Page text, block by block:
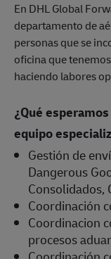
En DHL Global
departamento de
personas que se
oficina que
haciendo labores
¿Qué
equipo
Gestión de
Dangerous
Consolidados,
Coordinación
Coordinacion
procesos